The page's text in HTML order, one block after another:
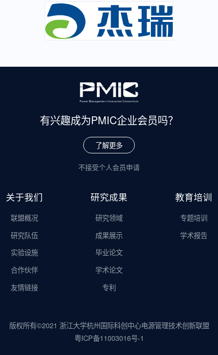
有兴趣成为PMIC企业会员吗？
了解更多
不接受个人会员申请
关于我们
联盟概况
研究队伍
实验设施
合作伙伴
友情链接
研究成果
研究领域
成果展示
毕业论文
学术论文
专利
教育培训
专题培训
学术报告
版权所有©2021 浙江大学杭州国际科创中心电源管理技术创新联盟
粤ICP备11003016号-1